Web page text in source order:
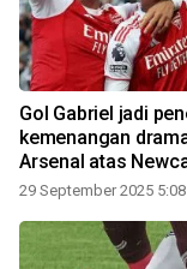
Gol Gabriel jadi
kemenangan
Arsenal atas
29 September 2025 5:08